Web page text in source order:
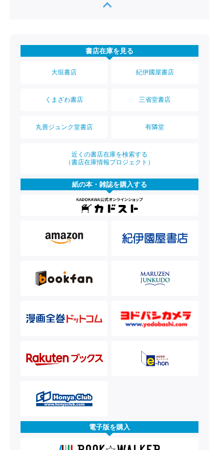
書店在庫を見る
大垣書店 紀伊國屋書店
くまざわ書店 三省堂書店
丸善ジュンク堂書店 有隣堂
近くの書店在庫を検索する
（書店在庫情報プロジェクト）
紙の本・雑誌を購入する
電子版を購入